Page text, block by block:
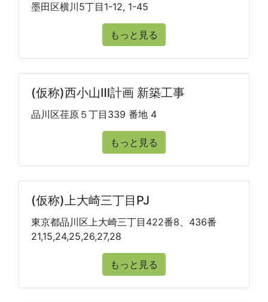
墨田区横川5丁目1-12, 1-45
もっと見る
(仮称)西小山Ⅲ計画 新築工事
品川区荏原５丁目339 番地 4
もっと見る
(仮称)上大崎三丁目PJ
東京都品川区上大崎三丁目422番8、436番
21,15,24,25,26,27,28
もっと見る